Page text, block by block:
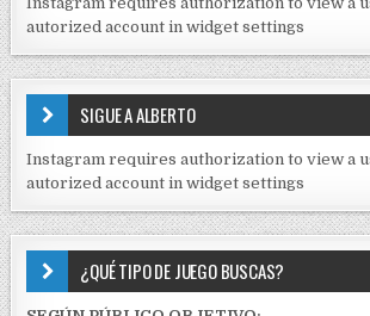
D
S
E
J
C
K
autorized account in widget settings
SIGUE A ALBERTO
Instagram requires authorization to view a
autorized account in widget settings
¿QUÉ TIPO DE JUEGO BUSCAS?